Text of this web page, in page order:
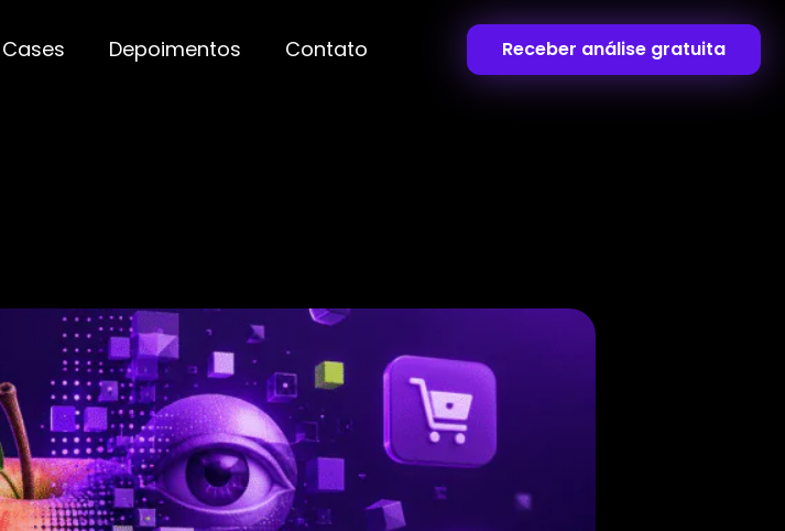
Cases Depoimentos Contato Receber análise gratuita